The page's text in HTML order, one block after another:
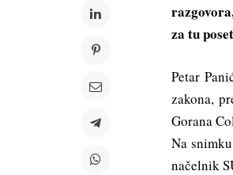
za tu
Petar
zakona,
Gorana
Na
načelnik